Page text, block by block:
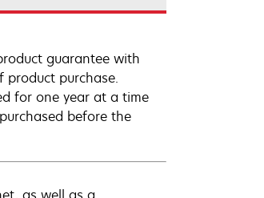
guarantee with
purchase.
for one year at a time
before the